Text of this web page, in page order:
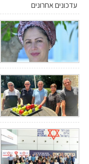
עדכונים אחרונים